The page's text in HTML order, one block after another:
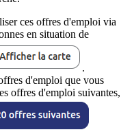
ces offres d'emploi via
en situation de
.
d'emploi que vous
offres d'emploi suivantes,